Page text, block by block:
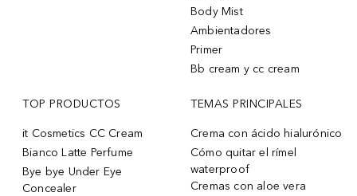
Body Mist
Ambientadores
Primer
Bb cream y cc cream
TOP PRODUCTOS
it Cosmetics CC Cream
Bianco Latte Perfume
Bye bye Under Eye
Concealer
TEMAS PRINCIPALES
Crema con ácido hialurónico
Cómo quitar el rímel
waterproof
Cremas con aloe vera